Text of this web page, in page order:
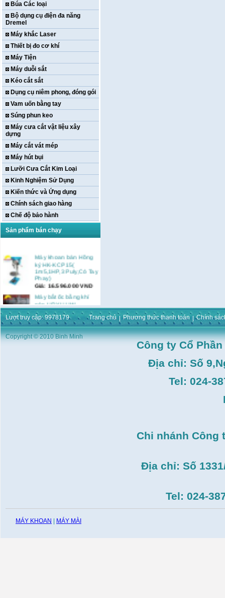
Búa Các loại
Bộ dụng cụ điện đa năng
Dremel
Máy khắc Laser
Thiết bị đo cơ khí
Máy Tiện
Máy duỗi sắt
Kéo cắt sắt
Dụng cụ niêm phong, đóng gói
Vam uốn bằng tay
Súng phun keo
Máy cưa cắt vật liệu xây
dựng
Máy cắt vát mép
Máy hút bụi
Lưỡi Cưa Cắt Kim Loại
Kinh Nghiệm Sử Dụng
Kiến thức và Ứng dụng
Chính sách giao hàng
Chế độ bảo hành
Sản phẩm bán chạy
Máy khoan bàn Hồng
ký HK-KCP15(
1m5,1HP,3 Puly,Có Tay
Phay)
Giá:16.596.000VND
Máy bắt ốc bằng khí
nén URYU UW-
9SK(M10)
Giá:0VND
Máy duỗi sắt Hồng ký
HK–DSM114( 1HP,Ø8 -
Lượt truy cập: 9978179 Trang chủ Phương thức thanh toán Chính
Copyright © 2010 Binh Minh
Công ty Cổ
Địa chỉ: Số
Tel: 024-
Chi nhánh Công
Địa chỉ: Số
Tel: 024-
MÁY KHOAN MÁY MÀI